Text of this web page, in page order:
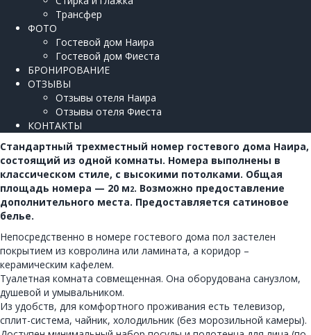
Трансфер
ФОТО
Гостевой дом Наира
Гостевой дом Фиеста
БРОНИРОВАНИЕ
ОТЗЫВЫ
Отзывы отеля Наира
Отзывы отеля Фиеста
КОНТАКТЫ
Стандартный трехместный номер гостевого дома Наира,
состоящий из одной комнаты. Номера выполнены в
классическом стиле, с высокими потолками. Общая
площадь номера — 20 м2. Возможно предоставление
дополнительного места. Предоставляется сатиновое
белье.
Непосредственно в номере гостевого дома пол застелен
покрытием из ковролина или ламината, а коридор –
керамическим кафелем.
Туалетная комната совмещенная. Она оборудована санузлом,
душевой и умывальником.
Из удобств, для комфортного проживания есть телевизор,
сплит-система, чайник, холодильник (без морозильной камеры).